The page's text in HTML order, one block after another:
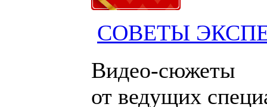
СОВЕТЫ
Видео-сюжеты
от ведущих